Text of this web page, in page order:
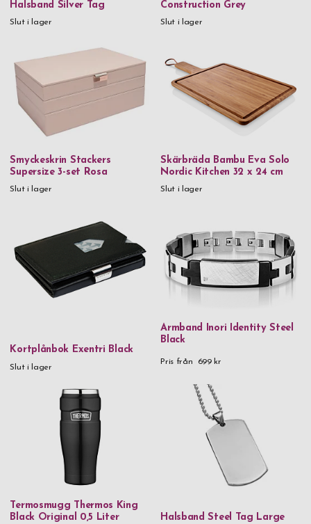
Metall & kristaller
Mässing
Rostfritt stål
Rostfritt stål & 18k guld
Rostfritt stål & PVD
Tenn
Veganskt läder
Veganskt läder & glas
Vinglas
Pris
1 000 kr-
2 000 kr -
and above
Kön
Herr
Halsband Silver Tag
Slut i lager
Construction Grey
Slut i lager
Smyckeskrin Stackers
Supersize 3-set Rosa
Slut i lager
Skärbräda Bambu Eva Solo
Nordic Kitchen 32 x 24 cm
Slut i lager
Kortplånbok Exentri Black
Slut i lager
Armband Inori Identity Steel
Black
Pris från 699 kr
Termosmugg Thermos King
Black Original 0,5 Liter
Halsband Steel Tag Large